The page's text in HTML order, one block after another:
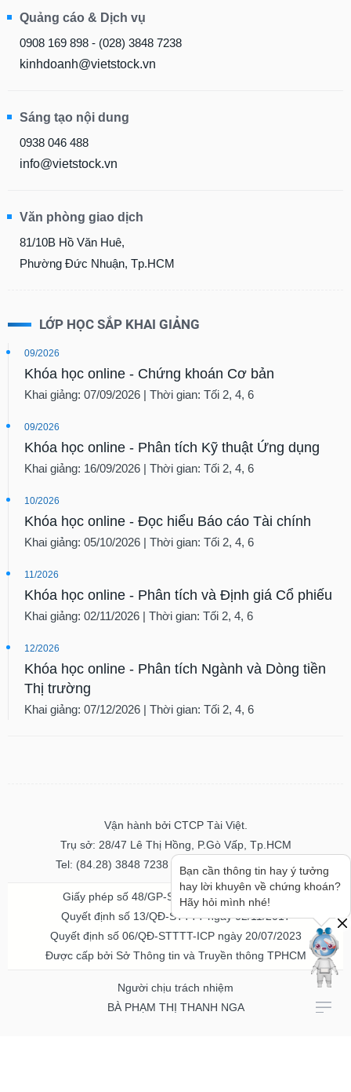
Quảng cáo & Dịch vụ
0908 169 898 - (028) 3848 7238
kinhdoanh@vietstock.vn
Sáng tạo nội dung
0938 046 488
info@vietstock.vn
Văn phòng giao dịch
81/10B Hồ Văn Huê,
Phường Đức Nhuận, Tp.HCM
LỚP HỌC SẮP KHAI GIẢNG
09/2026
Khóa học online - Chứng khoán Cơ bản
Khai giảng: 07/09/2026 | Thời gian: Tối 2, 4, 6
09/2026
Khóa học online - Phân tích Kỹ thuật Ứng dụng
Khai giảng: 16/09/2026 | Thời gian: Tối 2, 4, 6
10/2026
Khóa học online - Đọc hiểu Báo cáo Tài chính
Khai giảng: 05/10/2026 | Thời gian: Tối 2, 4, 6
11/2026
Khóa học online - Phân tích và Định giá Cổ phiếu
Khai giảng: 02/11/2026 | Thời gian: Tối 2, 4, 6
12/2026
Khóa học online - Phân tích Ngành và Dòng tiền
Thị trường
Khai giảng: 07/12/2026 | Thời gian: Tối 2, 4, 6
Vận hành bởi CTCP Tài Việt.
Trụ sở: 28/47 Lê Thị Hồng, P.Gò Vấp, Tp.HCM
Tel: (84.28) 3848 7238 - Fax: (84.28) 3848 7237
Giấy phép số 48/GP-STTTT ngày 04/11/2016
Quyết định số 13/QĐ-STTTT ngày 02/11/2017
Quyết định số 06/QĐ-STTTT-ICP ngày 20/07/2023
Được cấp bởi Sở Thông tin và Truyền thông TPHCM
Người chịu trách nhiệm
BÀ PHẠM THỊ THANH NGA
Bạn cần thông tin hay ý tưởng
hay lời khuyên về chứng khoán?
Hãy hỏi mình nhé!